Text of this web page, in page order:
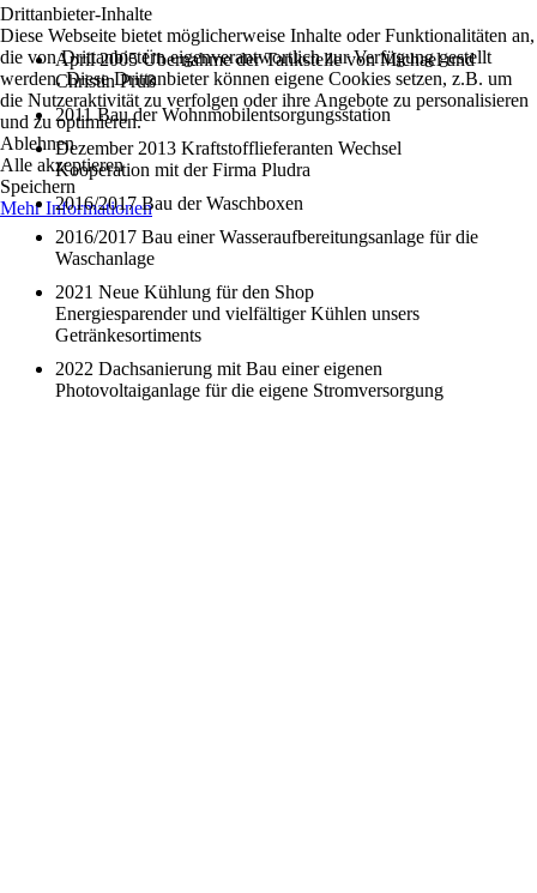
April 2005 Übernahme der Tankstelle von Michael und
Christin Pruß
2011 Bau der Wohnmobilentsorgungsstation
Dezember 2013 Kraftstofflieferanten Wechsel
Kooperation mit der Firma Pludra
2016/2017 Bau der Waschboxen
2016/2017 Bau einer Wasseraufbereitungsanlage für die
Waschanlage
2021 Neue Kühlung für den Shop
Energiesparender und vielfältiger Kühlen unsers
Getränkesortiments
2022 Dachsanierung mit Bau einer eigenen
Photovoltaiganlage für die eigene Stromversorgung
Drittanbieter-Inhalte
Diese Webseite bietet möglicherweise Inhalte oder Funktionalitäten an,
die von Drittanbietern eigenverantwortlich zur Verfügung gestellt
werden. Diese Drittanbieter können eigene Cookies setzen, z.B. um
die Nutzeraktivität zu verfolgen oder ihre Angebote zu personalisieren
und zu optimieren.
Ablehnen
Alle akzeptieren
Speichern
Mehr Informationen